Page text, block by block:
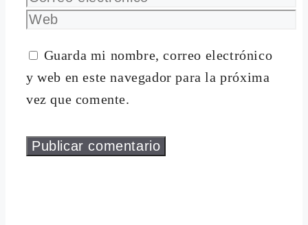
electrónico
Web
Guarda mi nombre, correo electrónico
y web en este navegador para la próxima
vez que comente.